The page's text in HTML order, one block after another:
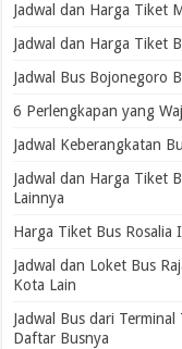
Jadwal dan Harga Tiket
Jadwal dan Harga Tiket
Jadwal Bus Bojonegoro
6 Perlengkapan yang
Jadwal Keberangkatan
Jadwal dan Harga Tiket
Lainnya
Harga Tiket Bus Rosalia
Jadwal dan Loket Bus
Kota Lain
Jadwal Bus dari
Daftar Busnya